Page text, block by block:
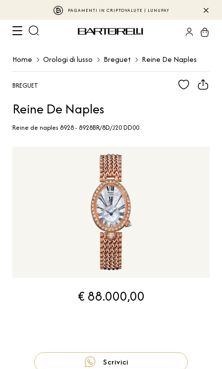
PAGAMENTI IN CRIPTOVALUTE | LUNUPAY
Home Orologi di lusso Breguet Reine De Naples
BREGUET
Reine De Naples
Reine de naples 8928 - 8928BR/8D/J20 DD00
€ 88.000,00
Scrivici